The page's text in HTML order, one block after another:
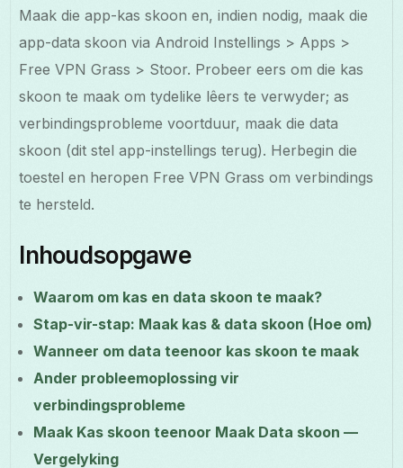
Maak die app-kas skoon en, indien nodig, maak die
app-data skoon via Android Instellings > Apps >
Free VPN Grass > Stoor. Probeer eers om die kas
skoon te maak om tydelike lêers te verwyder; as
verbindingsprobleme voortduur, maak die data
skoon (dit stel app-instellings terug). Herbegin die
toestel en heropen Free VPN Grass om verbindings
te hersteld.
Inhoudsopgawe
Waarom om kas en data skoon te maak?
Stap-vir-stap: Maak kas & data skoon (Hoe om)
Wanneer om data teenoor kas skoon te maak
Ander probleemoplossing vir
verbindingsprobleme
Maak Kas skoon teenoor Maak Data skoon —
Vergelyking